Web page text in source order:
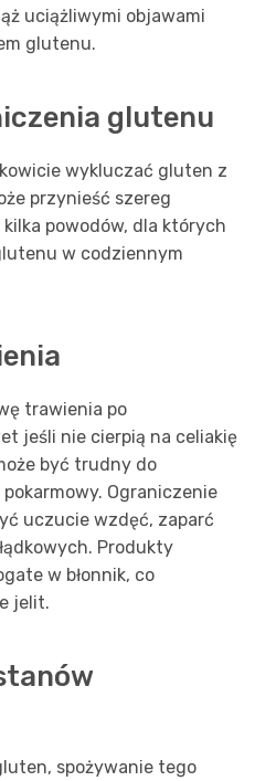
uciążliwymi objawami
glutenu.
glutenu
wykluczać gluten z
przynieść szereg
powodów, dla których
w codziennym
trawienia po
jeśli nie cierpią na celiakię
być trudny do
Ograniczenie
uczucie wzdęć, zaparć
Produkty
w błonnik, co
jelit.
spożywanie tego